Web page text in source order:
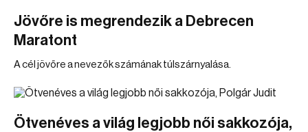
Jövőre is megrendezik a Debrecen
Maratont
A cél jövőre a nevezők számának túlszárnyalása.
Ötvenéves a világ legjobb női sakkozója,